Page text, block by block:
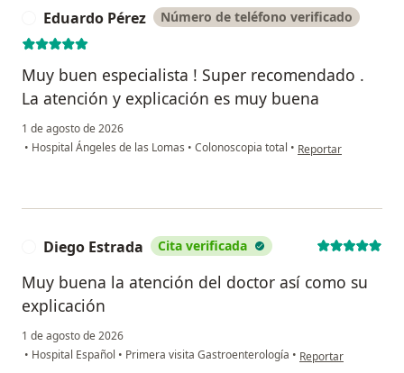
Eduardo Pérez Número de teléfono verificado
Muy buen especialista ! Super recomendado .
La atención y explicación es muy buena
1 de agosto de 2026
• Hospital Ángeles de las Lomas • Colonoscopia total • en opinión del
Reportar
Diego Estrada Cita verificada
Muy buena la atención del doctor así como su
explicación
1 de agosto de 2026
• Hospital Español • Primera visita Gastroenterología • en opinión del
Reportar